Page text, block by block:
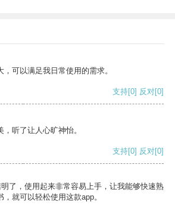
可以满足我日常使用的需求。
支持[0] 反对[0]
听了让人心旷神怡。
支持[0] 反对[0]
了，使用起来非常容易上手，让我能够快速熟
就可以轻松使用这款app。